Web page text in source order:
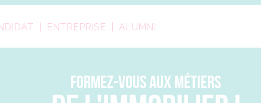
ENTREPRISE ALUMNI
FORMEZ-VOUS AUX MÉTIERS